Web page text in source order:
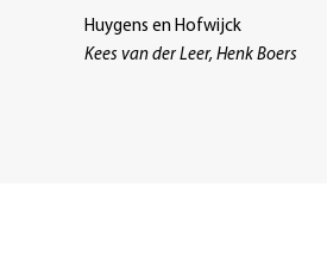
Huygens en Hofwijck
Kees van der Leer, Henk Boers